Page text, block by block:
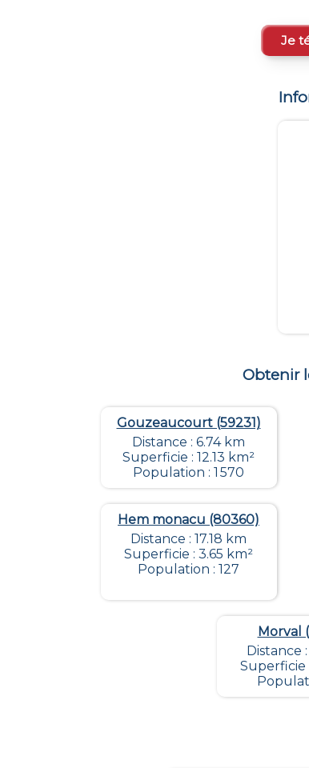
Je
Obtenir
Gouzeaucourt (59231)
Distance : 6.74 km
Superficie : 12.13 km²
Population : 1 570
Hem monacu (80360)
Distance : 17.18 km
Superficie : 3.65 km²
Population : 127
Morval
Distance
Superficie